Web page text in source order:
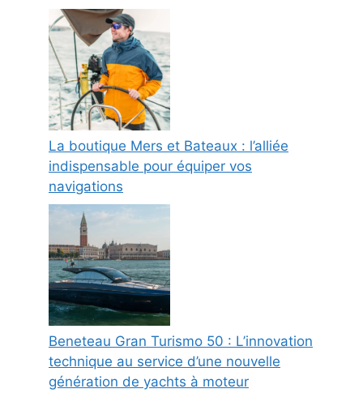
La boutique Mers et Bateaux : l’alliée
indispensable pour équiper vos
navigations
Beneteau Gran Turismo 50 : L’innovation
technique au service d’une nouvelle
génération de yachts à moteur